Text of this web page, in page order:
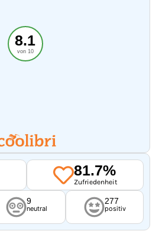
8.1
von 10
81.7%
Zufriedenheit
9
neutral
277
positiv